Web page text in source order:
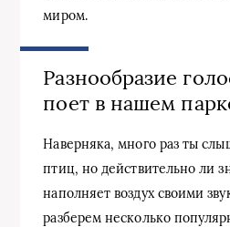
миром.
Разнообразие
поет в нашем
Наверняка, много раз ты
птиц, но действительно ли
наполняет воздух своими
разберем несколько